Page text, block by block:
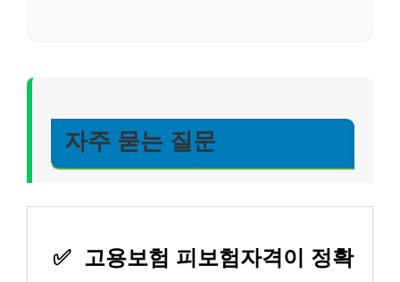
자주 묻는 질문
✅ 고용보험 피보험자격이 정확